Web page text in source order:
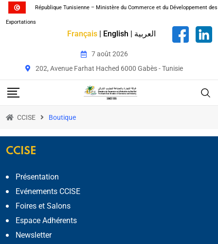
République Tunisienne – Ministère du Commerce et du Développement des
Exportations
Français English العربية
7 août 2026
202, Avenue Farhat Hached 6000 Gabès - Tunisie
CCISE Boutique
CCISE
Présentation
Evénements CCISE
Foires et Salons
Espace Adhérents
Newsletter